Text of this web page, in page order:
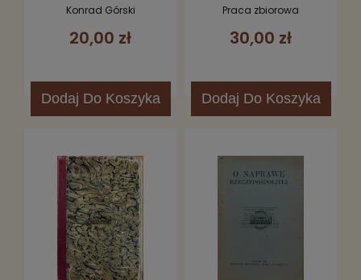
Konrad Górski
20,00 zł
Dodaj Do Koszyka
Praca zbiorowa
30,00 zł
Dodaj Do Koszyka